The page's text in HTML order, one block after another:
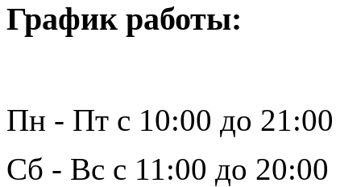
График работы:
Пн - Пт с 10:00 до 21:00
Сб - Вс с 11:00 до 20:00